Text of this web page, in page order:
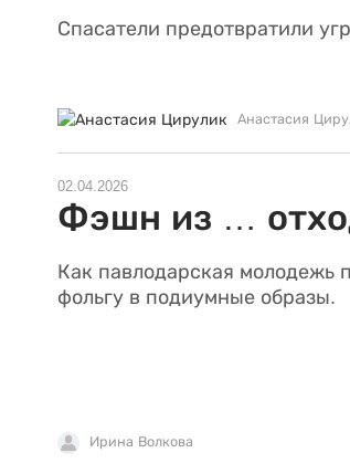
Спасатели предотвратили
Анастасия
02.04.2026
Фэшн из …
Как павлодарская молодежь
фольгу в подиумные образы.
Ирина Волкова